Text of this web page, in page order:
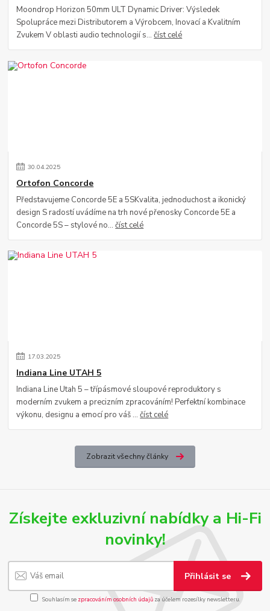
Moondrop Horizon 50mm ULT Dynamic Driver: Výsledek
Spolupráce mezi Distributorem a Výrobcem, Inovací a Kvalitním
Zvukem V oblasti audio technologií s...číst celé
30.04.2025
Ortofon Concorde
Představujeme Concorde 5E a 5SKvalita, jednoduchost a ikonický
design S radostí uvádíme na trh nové přenosky Concorde 5E a
Concorde 5S – stylové no...číst celé
17.03.2025
Indiana Line UTAH 5
Indiana Line Utah 5 – třípásmové sloupové reproduktory s
moderním zvukem a precizním zpracováním! Perfektní kombinace
výkonu, designu a emocí pro váš ...číst celé
Zobrazit všechny články
Získejte exkluzivní nabídky a Hi-Fi
novinky!
Přihlásit se
Souhlasím se zpracováním osobních údajůza účelem rozesílky newsletteru.